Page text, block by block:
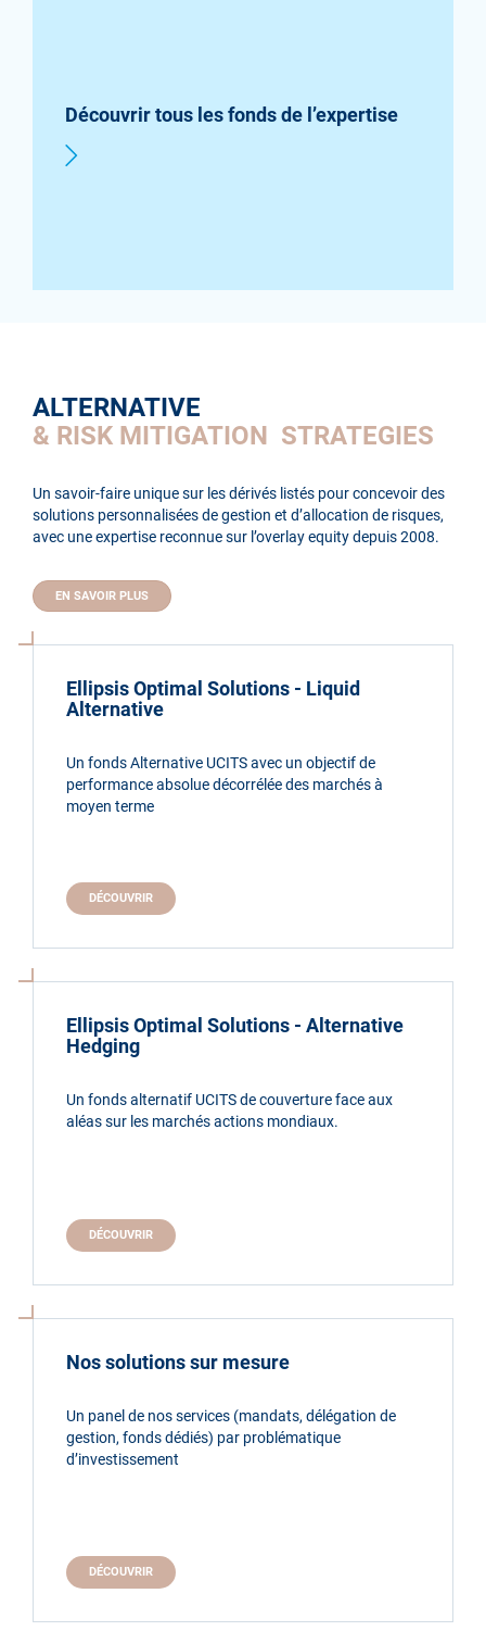
Découvrir tous les fonds de l’expertise
ALTERNATIVE
& RISK MITIGATION STRATEGIES
Un savoir-faire unique sur les dérivés listés pour concevoir des
solutions personnalisées de gestion et d’allocation de risques,
avec une expertise reconnue sur l’overlay equity depuis 2008.
EN SAVOIR PLUS
Ellipsis Optimal Solutions - Liquid
Alternative
Un fonds Alternative UCITS avec un objectif de
performance absolue décorrélée des marchés à
moyen terme
DÉCOUVRIR
Ellipsis Optimal Solutions - Alternative
Hedging
Un fonds alternatif UCITS de couverture face aux
aléas sur les marchés actions mondiaux.
DÉCOUVRIR
Nos solutions sur mesure
Un panel de nos services (mandats, délégation de
gestion, fonds dédiés) par problématique
d’investissement
DÉCOUVRIR